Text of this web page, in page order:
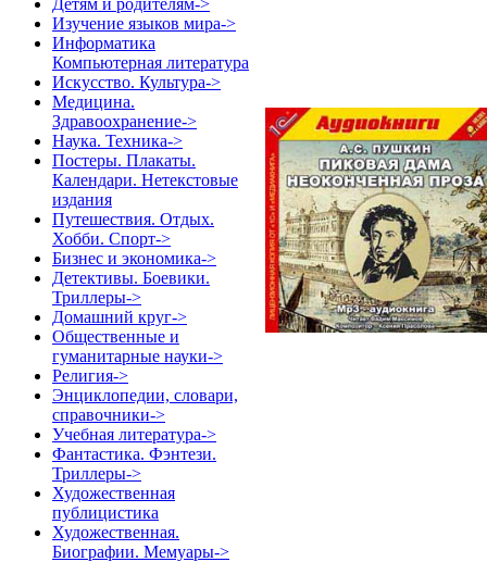
Детям и родителям->
Изучение языков мира->
Информатика
Компьютерная литература
Искусство. Культура->
Медицина.
Здравоохранение->
Наука. Техника->
Постеры. Плакаты.
Календари. Нетекстовые
издания
Путешествия. Отдых.
Хобби. Спорт->
Бизнес и экономика->
Детективы. Боевики.
Триллеры->
Домашний круг->
Общественные и
гуманитарные науки->
Религия->
Энциклопедии, словари,
справочники->
Учебная литература->
Фантастика. Фэнтези.
Триллеры->
Художественная
публицистика
Художественная.
Биографии. Мемуары->